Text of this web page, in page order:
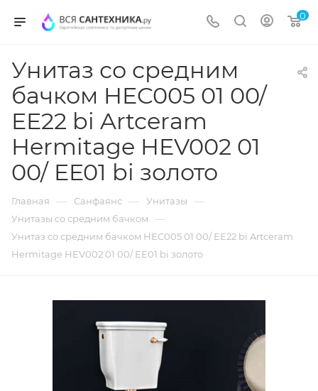
0
Унитаз со средним
бачком HEC005 01 00/
EE22 bi Artceram
Hermitage HEV002 01
00/ EE01 bi золото
Главная — Санфаянс — Унитазы —
Унитазы со средним бачком —
Унитаз со средним бачком HEC005 01 00/ EE22 bi Artceram
Hermitage HEV002 01 00/ EE01 bi золото